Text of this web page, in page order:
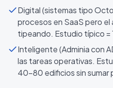
Digital (sistemas tipo
procesos en SaaS pero el
tipeando. Estudio típico =
Inteligente (Adminia con
las tareas operativas.
40-80 edificios sin sumar